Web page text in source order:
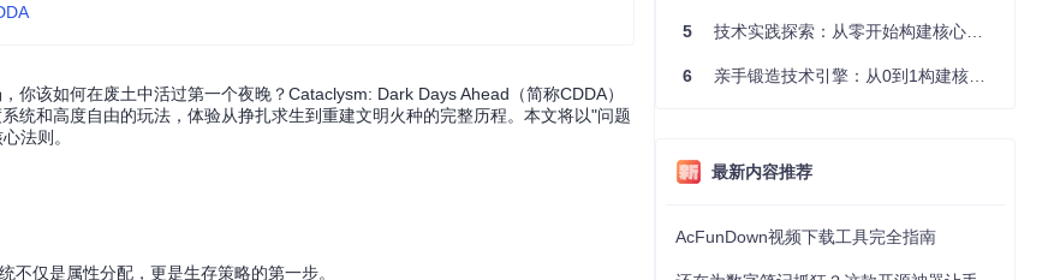
你该如何在废土中活过第一个夜晚？Cataclysm: Dark Days Ahead（简称CDDA）
统和高度自由的玩法，体验从挣扎求生到重建文明火种的完整历程。本文将以"问题
法则。
仅是属性分配，更是生存策略的第一步。
5 技术实践探索：从零开始构建核心系统的实践指南
6 亲手锻造技术引擎：从0到1构建核心系统的实践指南
最新内容推荐
AcFunDown视频下载工具完全指南